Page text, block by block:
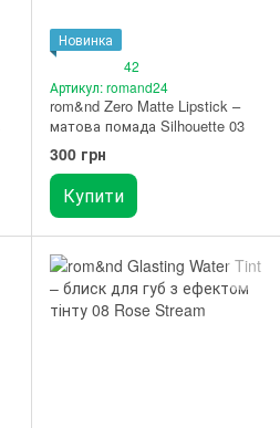
Новинка
42
Артикул: romand24
rom&nd Zero Matte Lipstick –
матова помада Silhouette 03
300 грн
Купити